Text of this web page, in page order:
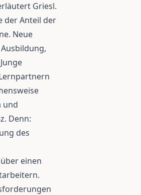
Griesl.
der Anteil der
Neue
und
Denn:
des
einen